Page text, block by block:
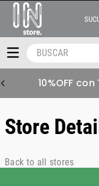
BUSCAR
10%OFF
Store
Back to all stores